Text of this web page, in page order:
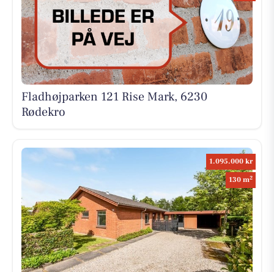
Fladhøjparken 121 Rise Mark, 6230
Rødekro
1.095.000 kr
130 m2